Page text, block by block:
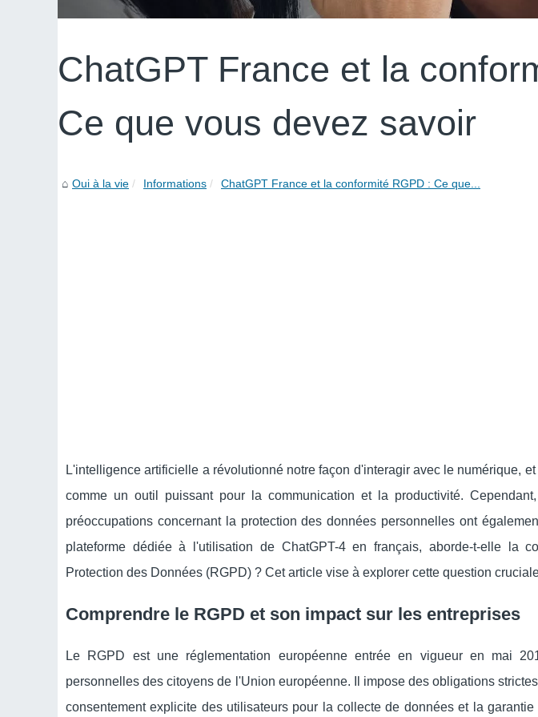
ChatGPT France et la
Ce que vous devez savoir
Oui à la vie Informations ChatGPT France et la conformité RGPD : Ce que...
L'intelligence artificielle a révolutionné notre façon d'interagir avec le numérique,
comme un outil puissant pour la communication et la productivité.
préoccupations concernant la protection des données personnelles ont
plateforme dédiée à l'utilisation de ChatGPT-4 en français, aborde-t-elle la
Protection des Données (RGPD) ? Cet article vise à explorer cette question
Comprendre le RGPD et son impact sur les entreprises
Le RGPD est une réglementation européenne entrée en vigueur en mai
personnelles des citoyens de l'Union européenne. Il impose des obligations
consentement explicite des utilisateurs pour la collecte de données et la